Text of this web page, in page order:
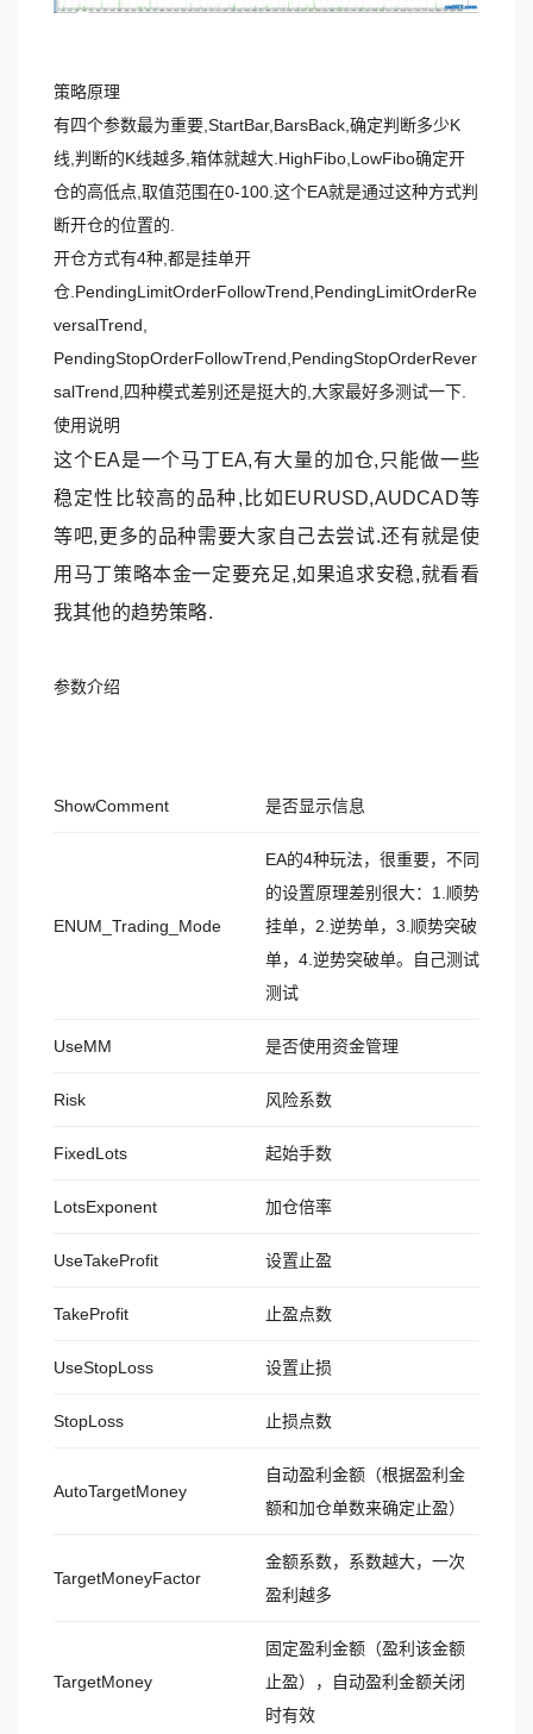
策略原理
有四个参数最为重要,StartBar,BarsBack,确定判断多少K
线,判断的K线越多,箱体就越大.HighFibo,LowFibo确定开
仓的高低点,取值范围在0-100.这个EA就是通过这种方式判
断开仓的位置的.
开仓方式有4种,都是挂单开
仓.PendingLimitOrderFollowTrend,PendingLimitOrderRe
versalTrend,
PendingStopOrderFollowTrend,PendingStopOrderRever
salTrend,四种模式差别还是挺大的,大家最好多测试一下.
使用说明
这个EA是一个马丁EA,有大量的加仓,只能做一些
稳定性比较高的品种,比如EURUSD,AUDCAD等
等吧,更多的品种需要大家自己去尝试.还有就是使
用马丁策略本金一定要充足,如果追求安稳,就看看
我其他的趋势策略.
参数介绍
ShowComment 是否显示信息
ENUM_Trading_Mode
EA的4种玩法，很重要，不同
的设置原理差别很大：1.顺势
挂单，2.逆势单，3.顺势突破
单，4.逆势突破单。自己测试
测试
UseMM 是否使用资金管理
Risk 风险系数
FixedLots 起始手数
LotsExponent 加仓倍率
UseTakeProfit 设置止盈
TakeProfit 止盈点数
UseStopLoss 设置止损
StopLoss 止损点数
AutoTargetMoney
自动盈利金额（根据盈利金
额和加仓单数来确定止盈）
TargetMoneyFactor
金额系数，系数越大，一次
盈利越多
TargetMoney
固定盈利金额（盈利该金额
止盈），自动盈利金额关闭
时有效